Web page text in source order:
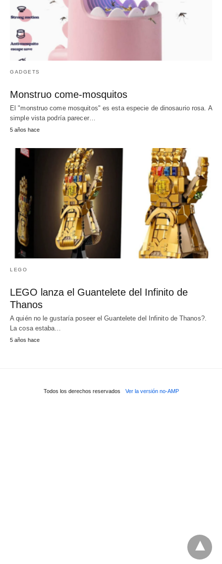
GADGETS
Monstruo come-mosquitos
El "monstruo come mosquitos" es esta especie de dinosaurio rosa. A
simple vista podría parecer…
5 años hace
LEGO
LEGO lanza el Guantelete del Infinito de
Thanos
A quién no le gustaría poseer el Guantelete del Infinito de Thanos?.
La cosa estaba…
5 años hace
Todos los derechos reservados Ver la versión no-AMP